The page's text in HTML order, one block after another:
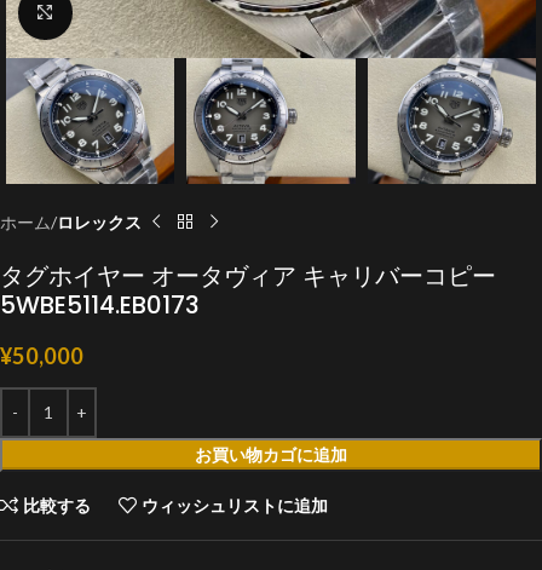
クリックで拡大
ホーム ロレックス
タグホイヤー オータヴィア キャリバーコピー
5WBE5114.EB0173
¥50,000
お買い物カゴに追加
比較する ウィッシュリストに追加